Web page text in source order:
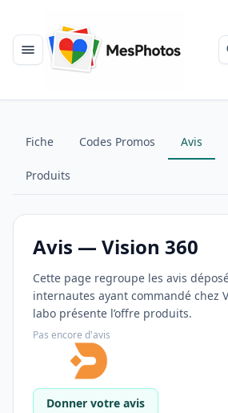
Menu
Fiche Codes Promos Avis
Produits
Avis — Vision 360
Cette page regroupe les avis
internautes ayant commandé chez
labo présente l’offre produits.
Pas encore d'avis
Donner votre avis